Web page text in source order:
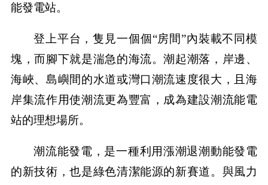
能發電站。
登上平台，隻見一個個“房間”內裝載不同模
塊，而腳下就是湍急的海流。潮起潮落，岸邊、
海峽、島嶼間的水道或灣口潮流速度很大，且海
岸集流作用使潮流更為豐富，成為建設潮流能電
站的理想場所。
潮流能發電，是一種利用漲潮退潮動能發電
的新技術，也是綠色清潔能源的新賽道。與風力